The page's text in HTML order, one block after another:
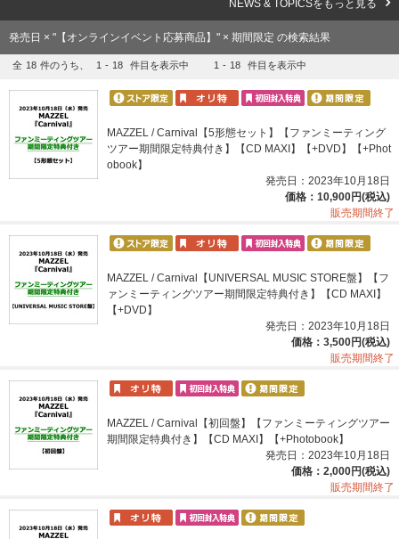
NEWS & TOPICSをもっと見る
発売日 × "【オンラインイベント応募商品】" × 期間限定 の検索結果
全 18 件のうち、 1 - 18 件目を表示中 1 - 18 件目を表示中
MAZZEL / Carnival【5形態セット】【ファンミーティング
ツアー期間限定特典付き】【CD MAXI】【+DVD】【+Phot
obook】
発売日：2023年10月18日
価格：10,900円(税込)
販売期間終了
MAZZEL / Carnival【UNIVERSAL MUSIC STORE盤】【フ
ァンミーティングツアー期間限定特典付き】【CD MAXI】
【+DVD】
発売日：2023年10月18日
価格：3,500円(税込)
販売期間終了
MAZZEL / Carnival【初回盤】【ファンミーティングツアー
期間限定特典付き】【CD MAXI】【+Photobook】
発売日：2023年10月18日
価格：2,000円(税込)
販売期間終了